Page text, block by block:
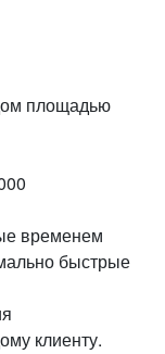
площадью
временем
быстрые
клиенту.